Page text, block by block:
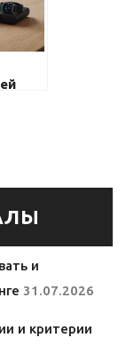
и
31.07.2026
и критерии